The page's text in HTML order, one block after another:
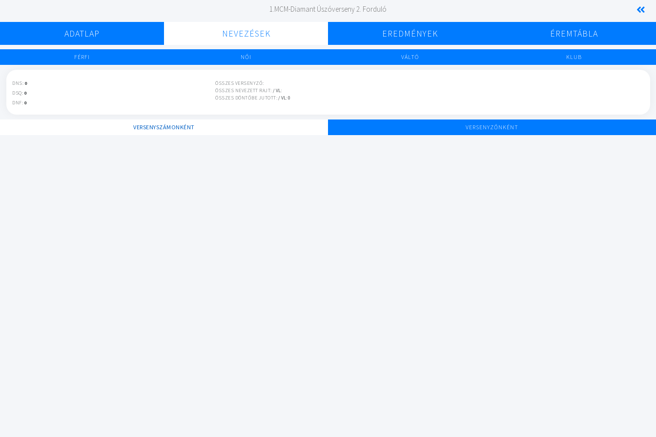
1.MCM-Diamant Úszóverseny 2. Forduló
ADATLAP NEVEZÉSEK EREDMÉNYEK ÉREMTÁBLA
FÉRFI NŐI VÁLTÓ KLUB
DNS: 0
DSQ: 0
DNF: 0
ÖSSZES VERSENYZŐ:
ÖSSZES NEVEZETT RAJT: / VL:
ÖSSZES DÖNTŐBE JUTOTT:/ VL: 0
VERSENYSZÁMONKÉNT VERSENYZŐNKÉNT